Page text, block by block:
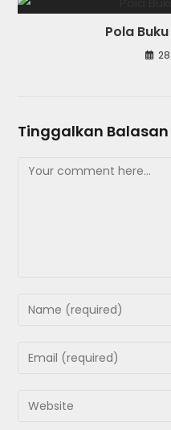
Pola
Tinggalkan Balasan
Comment
Enter
or
to
Enter
address
Enter